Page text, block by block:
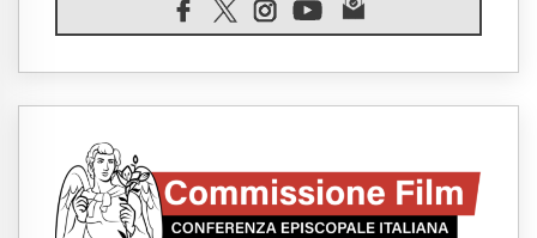
08.08.2026
Spin Time, Reina: Cristo non abita nei
senzatetto
08.08.2026
08.08.2026
Argentina, l'arcivescovo Colombo: "La
visita del Papa messaggio di pace e
dignità"